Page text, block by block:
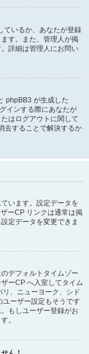
ているか、あなたが登録
す。また、管理人が掲
詳細は管理人にお問い
phpBB3 が生成した
インする際にあなたが
はログアウトに関して
去することで解決するか
います。設定データを
ーCP リンクは通常は掲
定データを変更できま
デフォルトタイムゾー
ーCP へ入室してタイム
、ニューヨーク、シド
ユーザー設定もそうです
もしユーザー登録がお
。